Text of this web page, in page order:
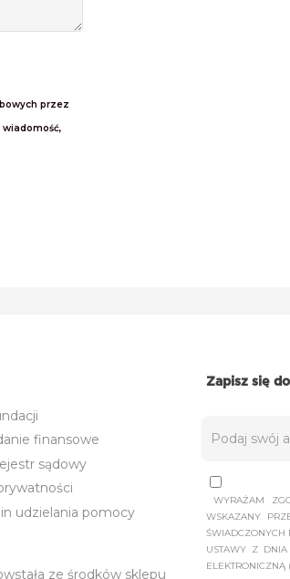
przez
finansowe
sądowy
udzielania pomocy
ze środków sklepu
Zapisz się
WYRAŻAM
WSKAZANY
ŚWIADCZONYCH
USTAWY Z